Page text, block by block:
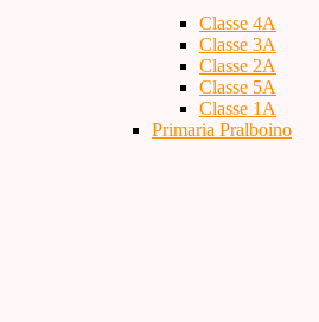
Classe 4A
Classe 3A
Classe 2A
Classe 5A
Classe 1A
Primaria Pralboino